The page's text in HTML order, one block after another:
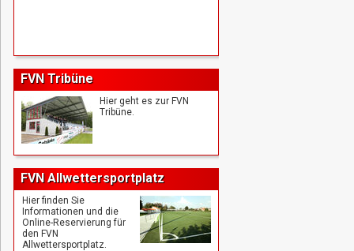
FVN Tribüne
Hier geht es zur FVN
Tribüne.
FVN Allwettersportplatz
Hier finden Sie
Informationen und die
Online-Reservierung für
den FVN
Allwettersportplatz.